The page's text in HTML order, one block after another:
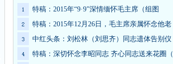
特稿：2015年“9·9”深情缅怀毛主席（组图
特稿：2015年12月26日，毛主席亲属怀念他老
中红头条：刘松林（刘思齐）同志遗体告别仪
特稿：深切怀念李昭同志 齐心同志送来花圈（